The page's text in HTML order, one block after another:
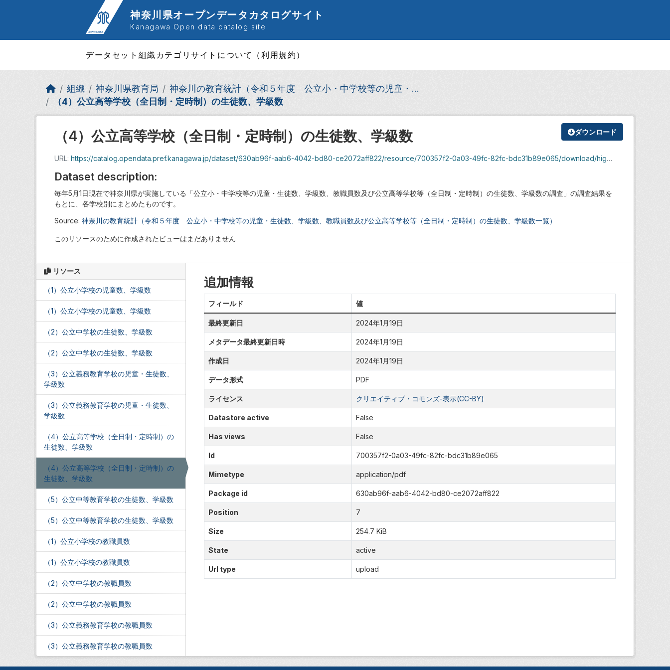
神奈川県オープンデータカタログサイト
Kanagawa Open data catalog site
データセット 組織 カテゴリサイトについて（利用規約）
組織 神奈川県教育局
神奈川の教育統計（令和５年度 公立小・中学校等の児童・...
（4）公立高等学校（全日制・定時制）の生徒数、学級数
ダウンロード
（4）公立高等学校（全日制・定時制）の生徒数、学級数
URL: https://catalog.opendata.pref.kanagawa.jp/dataset/630ab96f-aab6-4042-bd80-ce2072aff822/resource/700357f2-0a03-49fc-82fc-bdc31b89e065/download/high_student-class_r05_0728.pdf
Dataset description:
毎年5月1日現在で神奈川県が実施している「公立小・中学校等の児童・生徒数、学級数、教職員数及び公立高等学校等（全日制・定時制）の生徒数、学級数の調査」の調査結果を
もとに、各学校別にまとめたものです。
Source: 神奈川の教育統計（令和５年度 公立小・中学校等の児童・生徒数、学級数、教職員数及び公立高等学校等（全日制・定時制）の生徒数、学級数一覧）
このリソースのために作成されたビューはまだありません
リソース
（1）公立小学校の児童数、学級数
（1）公立小学校の児童数、学級数
（2）公立中学校の生徒数、学級数
（2）公立中学校の生徒数、学級数
（3）公立義務教育学校の児童・生徒数、
学級数
（3）公立義務教育学校の児童・生徒数、
学級数
（4）公立高等学校（全日制・定時制）の
生徒数、学級数
（4）公立高等学校（全日制・定時制）の
生徒数、学級数
（5）公立中等教育学校の生徒数、学級数
（5）公立中等教育学校の生徒数、学級数
（1）公立小学校の教職員数
（1）公立小学校の教職員数
（2）公立中学校の教職員数
（2）公立中学校の教職員数
（3）公立義務教育学校の教職員数
（3）公立義務教育学校の教職員数
追加情報
フィールド 値
最終更新日 2024年1月19日
メタデータ最終更新日時 2024年1月19日
作成日 2024年1月19日
データ形式 PDF
ライセンス クリエイティブ・コモンズ-表示(CC-BY)
Datastore active False
Has views False
Id 700357f2-0a03-49fc-82fc-bdc31b89e065
Mimetype application/pdf
Package id 630ab96f-aab6-4042-bd80-ce2072aff822
Position 7
Size 254.7 KiB
State active
Url type upload